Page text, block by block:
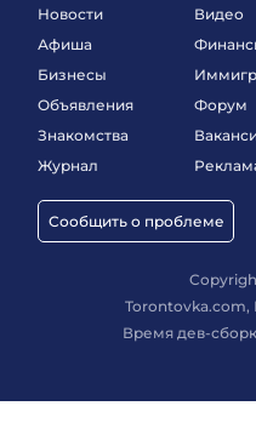
Новости
Афиша
Бизнесы
Объявления
Знакомства
Журнал
Сообщить о проблеме
Видео
Форум
Время дев-